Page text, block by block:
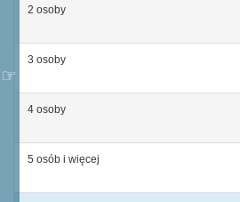
2 osoby
3 osoby
4 osoby
5 osób i więcej